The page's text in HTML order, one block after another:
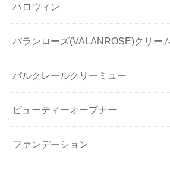
ハロウィン
バランローズ(VALANROSE)クリー
パルクレールクリーミュー
ビューティーオープナー
ファンデーション